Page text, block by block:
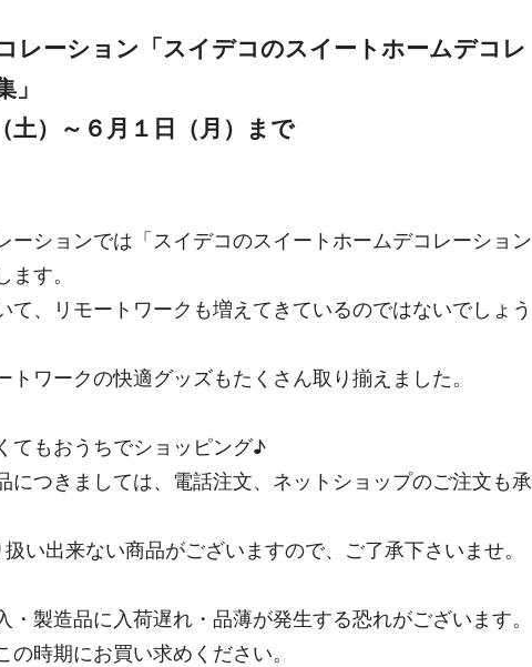
レーション「スイデコのスイートホームデコレ
」
土）～６月１日（月）まで
ーションでは「スイデコのスイートホームデコレーション
ます。
て、リモートワークも増えてきているのではないでしょう
トワークの快適グッズもたくさん取り揃えました。
てもおうちでショッピング♪
につきましては、電話注文、ネットショップのご注文も承
い出来ない商品がございますので、ご了承下さいませ。
・製造品に入荷遅れ・品薄が発生する恐れがございます。
の時期にお買い求めください。